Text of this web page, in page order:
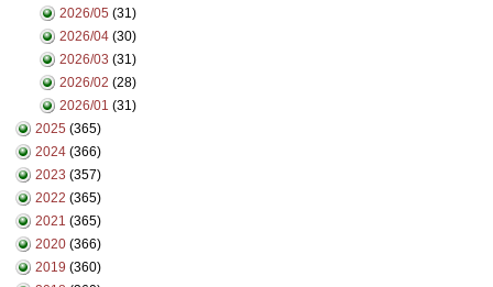
2026/05 (31)
2026/04 (30)
2026/03 (31)
2026/02 (28)
2026/01 (31)
2025 (365)
2024 (366)
2023 (357)
2022 (365)
2021 (365)
2020 (366)
2019 (360)